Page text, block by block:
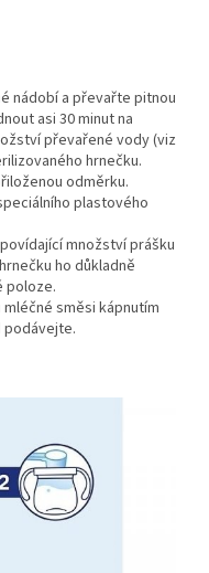
nádobí a převařte pitnou
asi 30 minut na
převařené vody (viz
hrnečku.
odměrku.
plastového
množství prášku
ho důkladně
poloze.
směsi kápnutím
podávejte.